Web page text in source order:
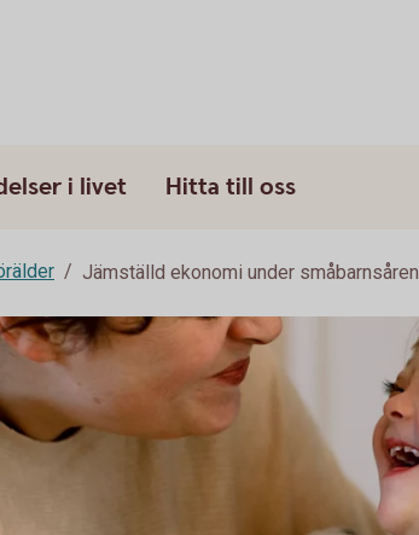
i livet Hitta till oss
Jämställd ekonomi under småbarnsåren